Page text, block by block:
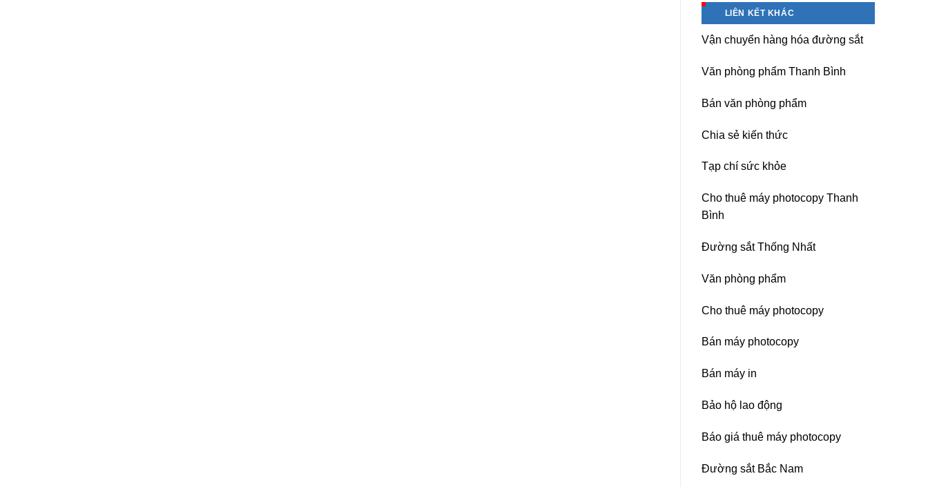
Yên,
Phòng-
sau
photocopy
chuyên
nghiệp
LIÊN KẾT KHÁC
Vận chuyển hàng hóa đường sắt
Văn phòng phẩm Thanh Bình
Bán văn phòng phẩm
Chia sẻ kiến thức
Tạp chí sức khỏe
Cho thuê máy photocopy Thanh
Bình
Đường sắt Thống Nhất
Văn phòng phẩm
Cho thuê máy photocopy
Bán máy photocopy
Bán máy in
Bảo hộ lao động
Báo giá thuê máy photocopy
Đường sắt Bắc Nam